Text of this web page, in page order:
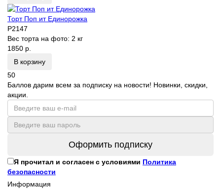
Торт Поп ит Единорожка
P2147
Вес торта на фото: 2 кг
1850 р.
В корзину
50
Баллов дарим всем за подписку на новости! Новинки, скидки,
акции.
Оформить подписку
Я прочитал и согласен с условиями Политика
безопасности
Информация